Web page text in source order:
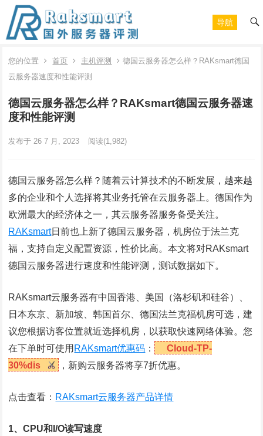
导航
您的位置 首页 主机评测
德国云服务器怎么样？RAKsmart德国
云服务器速度和性能评测
德国云服务器怎么样？RAKsmart德国云服务器速
度和性能评测
发布于 26 7 月, 2023 阅读(1,982)
德国云服务器怎么样？随着云计算技术的不断发展，越来越
多的企业和个人选择将其业务托管在云服务器上。德国作为
欧洲最大的经济体之一，其云服务器服务备受关注。
RAKsmart日前也上新了德国云服务器，机房位于法兰克
福，支持自定义配置资源，性价比高。本文将对RAKsmart
德国云服务器进行速度和性能评测，测试数据如下。
RAKsmart云服务器有中国香港、美国（洛杉矶和硅谷）、
日本东京、新加坡、韩国首尔、德国法兰克福机房可选，建
议您根据访客位置就近选择机房，以获取快速网络体验。您
在下单时可使用 RAKsmart优惠码 ：
Cloud-TP-
30%dis
，新购云服务器将享7折优惠。
点击查看： RAKsmart云服务器产品详情
1、CPU和I/O读写速度